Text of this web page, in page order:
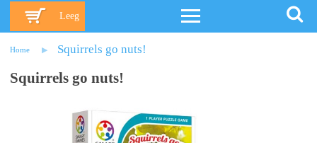
Leeg
Home Squirrels go nuts!
Squirrels go nuts!